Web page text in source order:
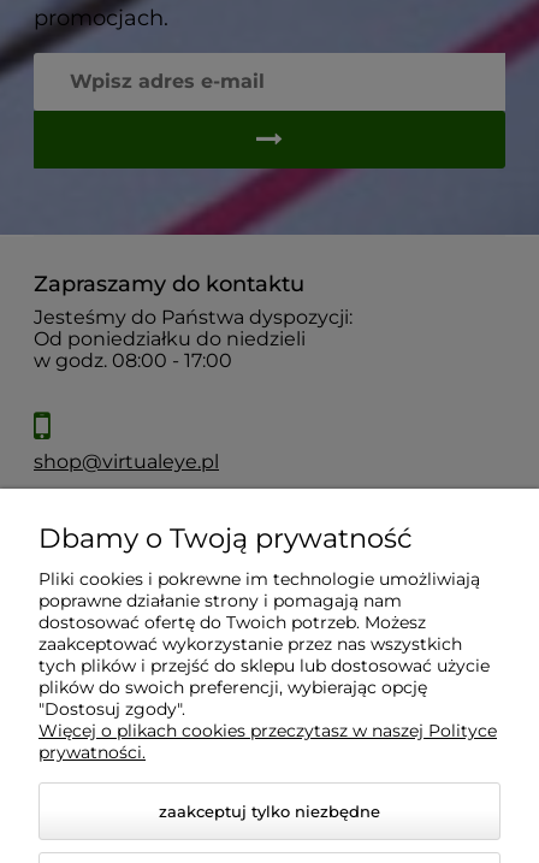
promocjach.
Zapraszamy do kontaktu
Jesteśmy do Państwa dyspozycji:
Od poniedziałku do niedzieli
w godz. 08:00 - 17:00
shop@virtualeye.pl
Moje konto
Płatności i dostawa
Informacje
O nas
Dbamy o Twoją prywatność
Pliki cookies i pokrewne im technologie umożliwiają
poprawne działanie strony i pomagają nam
dostosować ofertę do Twoich potrzeb. Możesz
zaakceptować wykorzystanie przez nas wszystkich
tych plików i przejść do sklepu lub dostosować użycie
plików do swoich preferencji, wybierając opcję
"Dostosuj zgody".
Więcej o plikach cookies przeczytasz w naszej Polityce
prywatności.
zaakceptuj tylko niezbędne